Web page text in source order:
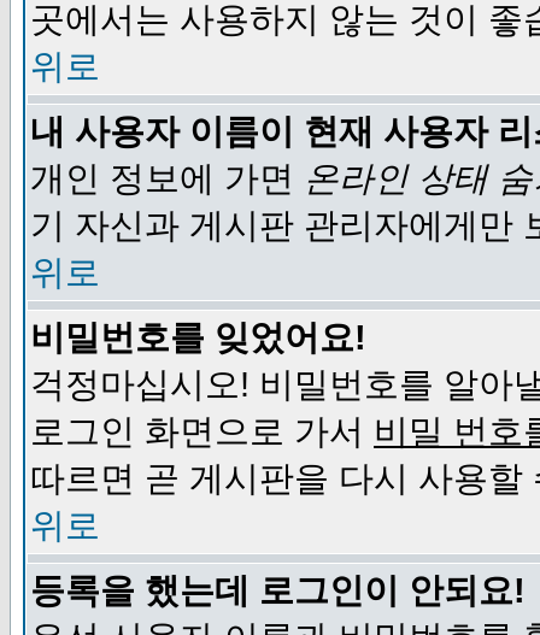
곳에서는 사용하지 않는 것이 좋
위로
내 사용자 이름이 현재 사용자
개인 정보에 가면 온라인 상태
기 자신과 게시판 관리자에게만
위로
비밀번호를 잊었어요!
걱정마십시오! 비밀번호를 알아
로그인 화면으로 가서 비밀 번호
따르면 곧 게시판을 다시 사용할
위로
등록을 했는데 로그인이 안되요!